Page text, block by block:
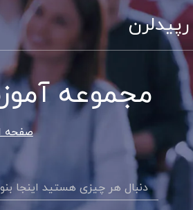
مجموعه
صفحه